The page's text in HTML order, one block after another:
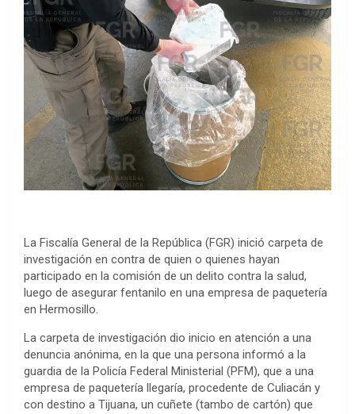
La Fiscalía General de la República (FGR) inició carpeta de
investigación en contra de quien o quienes hayan
participado en la comisión de un delito contra la salud,
luego de asegurar fentanilo en una empresa de paquetería
en Hermosillo.
La carpeta de investigación dio inicio en atención a una
denuncia anónima, en la que una persona informó a la
guardia de la Policía Federal Ministerial (PFM), que a una
empresa de paquetería llegaría, procedente de Culiacán y
con destino a Tijuana, un cuñete (tambo de cartón) que